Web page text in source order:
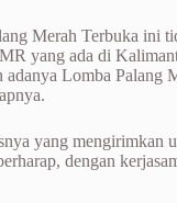
Merah Terbuka ini
yang ada di
Lomba Palang
yang mengirimkan
dengan